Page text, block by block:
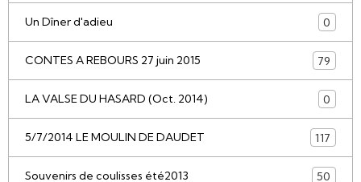
Un Dîner d'adieu 0
CONTES A REBOURS 27 juin 2015 79
LA VALSE DU HASARD (Oct. 2014) 0
5/7/2014 LE MOULIN DE DAUDET 117
Souvenirs de coulisses été2013 50